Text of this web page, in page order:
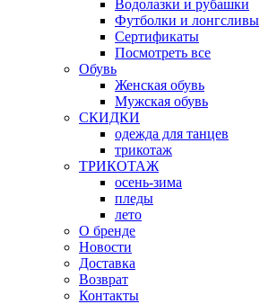
Водолазки и рубашки
Футболки и лонгсливы
Сертификаты
Посмотреть все
Обувь
Женская обувь
Мужская обувь
СКИДКИ
одежда для танцев
трикотаж
ТРИКОТАЖ
осень-зима
пледы
лето
О бренде
Новости
Доставка
Возврат
Контакты